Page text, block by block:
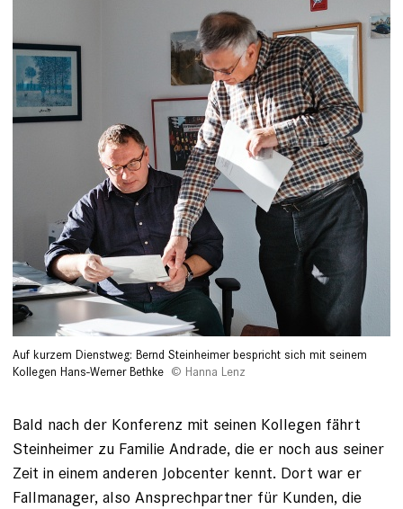
Auf kurzem Dienstweg: Bernd Steinheimer bespricht sich mit seinem
Kollegen Hans-Werner Bethke
Hanna Lenz
Bald nach der Konferenz mit seinen Kollegen fährt
Steinheimer zu Familie Andrade, die er noch aus seiner
Zeit in einem anderen Jobcenter kennt. Dort war er
Fallmanager, also Ansprechpartner für Kunden, die